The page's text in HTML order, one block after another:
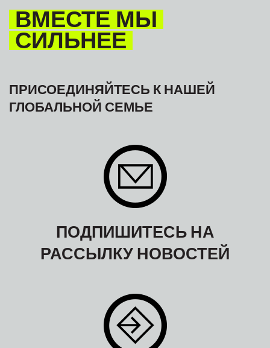
ВМЕСТЕ МЫ
СИЛЬНЕЕ
ПРИСОЕДИНЯЙТЕСЬ К НАШЕЙ
ГЛОБАЛЬНОЙ СЕМЬЕ
ПОДПИШИТЕСЬ НА
РАССЫЛКУ НОВОСТЕЙ